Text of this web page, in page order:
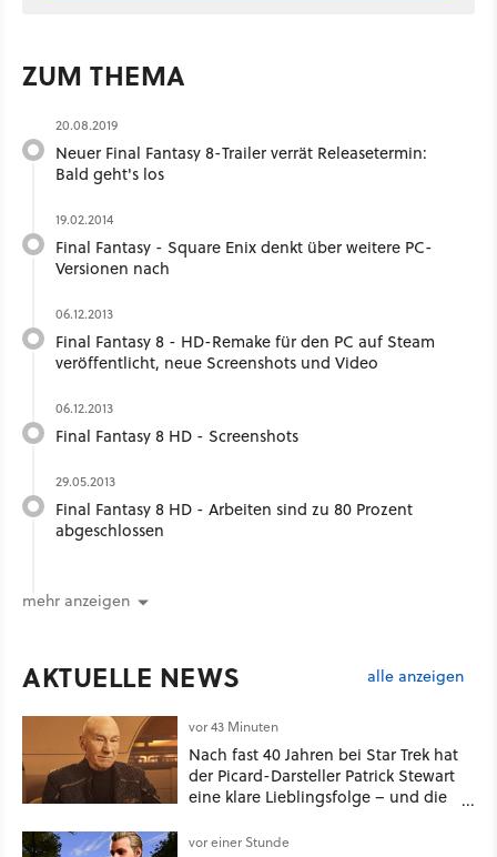
ZUM THEMA
20.08.2019
Neuer Final Fantasy 8-Trailer verrät Releasetermin:
Bald geht's los
19.02.2014
Final Fantasy - Square Enix denkt über weitere PC-
Versionen nach
06.12.2013
Final Fantasy 8 - HD-Remake für den PC auf Steam
veröffentlicht, neue Screenshots und Video
06.12.2013
Final Fantasy 8 HD - Screenshots
29.05.2013
Final Fantasy 8 HD - Arbeiten sind zu 80 Prozent
abgeschlossen
mehr anzeigen
AKTUELLE NEWS alle anzeigen
vor 43 Minuten
Nach fast 40 Jahren bei Star Trek hat
der Picard-Darsteller Patrick Stewart
eine klare Lieblingsfolge – und die
vor einer Stunde